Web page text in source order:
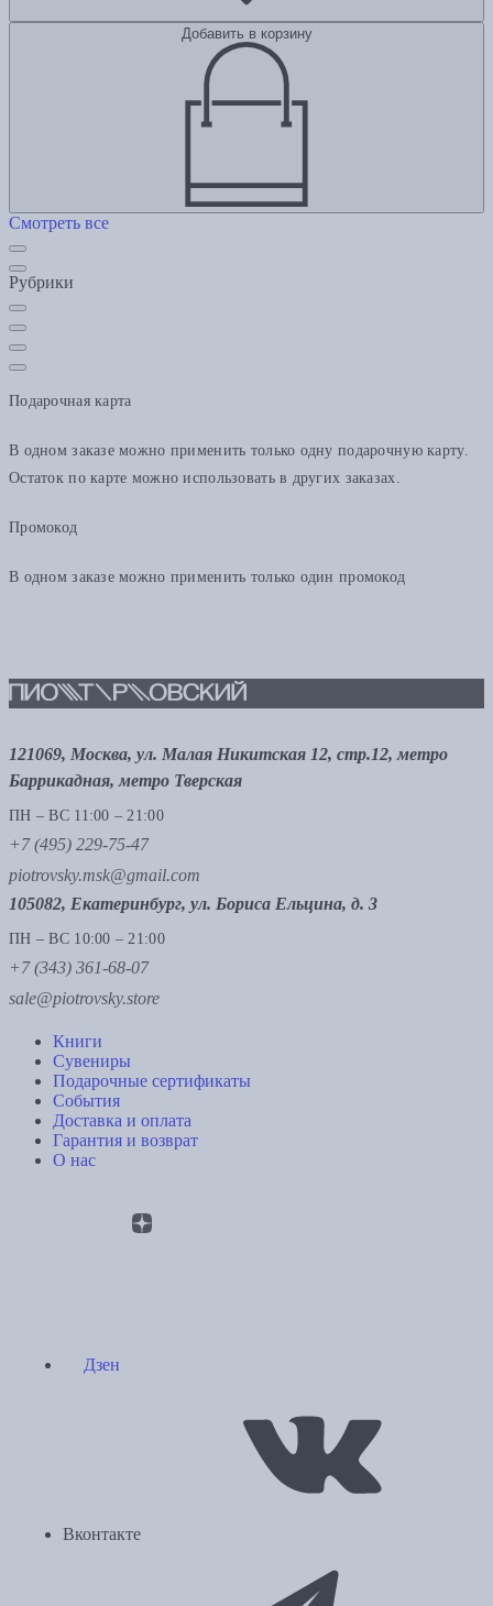
Добавить в корзину
Смотреть все
Рубрики
Подарочная карта
В одном заказе можно применить только одну подарочную карту.
Остаток по карте можно использовать в других заказах.
Промокод
В одном заказе можно применить только один промокод
121069, Москва, ул. Малая Никитская 12, стр.12, метро
Баррикадная, метро Тверская
ПН – ВС 11:00 – 21:00
+7 (495) 229-75-47
piotrovsky.msk@gmail.com
105082, Екатеринбург, ул. Бориса Ельцина, д. 3
ПН – ВС 10:00 – 21:00
+7 (343) 361-68-07
sale@piotrovsky.store
Книги
Сувениры
Подарочные сертификаты
События
Доставка и оплата
Гарантия и возврат
О нас
Дзен
Вконтакте